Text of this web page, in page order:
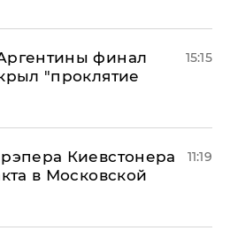
финал
"проклятие
15:15
Киевстонера
в Московской
11:19